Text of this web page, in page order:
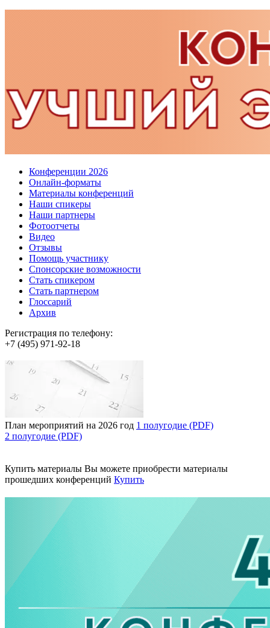
Конференции 2026
Онлайн-форматы
Материалы конференций
Наши спикеры
Наши партнеры
Фотоотчеты
Видео
Отзывы
Помощь участнику
Спонсорские возможности
Стать спикером
Стать партнером
Глоссарий
Архив
Регистрация по телефону:
+7 (495) 971-92-18
План мероприятий на 2026 год 1 полугодие (PDF)
2 полугодие (PDF)
Купить материалы Вы можете приобрести материалы
прошедших конференций Купить